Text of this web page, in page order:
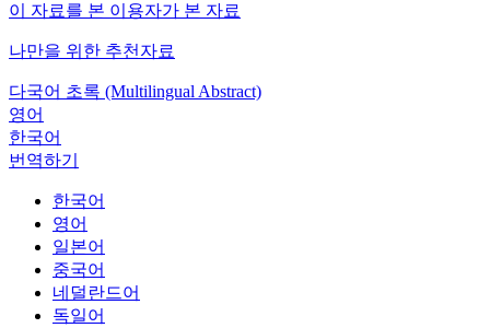
이 자료를 본 이용자가 본 자료
나만을 위한 추천자료
다국어 초록 (Multilingual Abstract)
영어
한국어
번역하기
한국어
영어
일본어
중국어
네덜란드어
독일어